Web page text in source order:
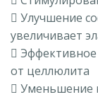
 Улучшение
увеличивает
 Эффективное
от целлюлита
 Уменьшение